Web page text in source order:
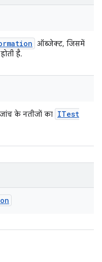
ऑब्जेक्ट, जिसमें
है.
के नतीजों का ITest